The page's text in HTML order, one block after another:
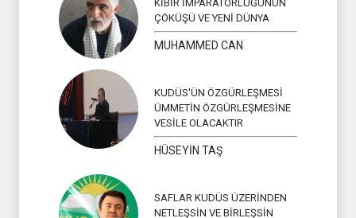
KİBİR İMPARATORLUĞUNUN
ÇÖKÜŞÜ VE YENİ DÜNYA
MUHAMMED CAN
KUDÜS'ÜN ÖZGÜRLEŞMESİ
ÜMMETİN ÖZGÜRLEŞMESİNE
VESİLE OLACAKTIR
HÜSEYİN TAŞ
SAFLAR KUDÜS ÜZERİNDEN
NETLEŞSİN VE BİRLEŞSİN